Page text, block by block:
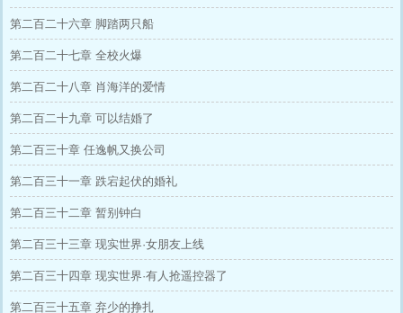
第二百二十六章 脚踏两只船
第二百二十七章 全校火爆
第二百二十八章 肖海洋的爱情
第二百二十九章 可以结婚了
第二百三十章 任逸帆又换公司
第二百三十一章 跌宕起伏的婚礼
第二百三十二章 暂别钟白
第二百三十三章 现实世界·女朋友上线
第二百三十四章 现实世界·有人抢遥控器了
第二百三十五章 弃少的挣扎